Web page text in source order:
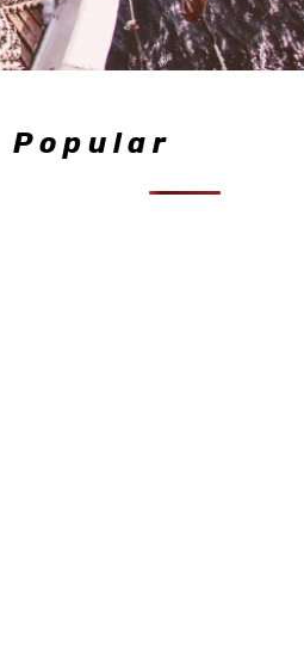
Popular